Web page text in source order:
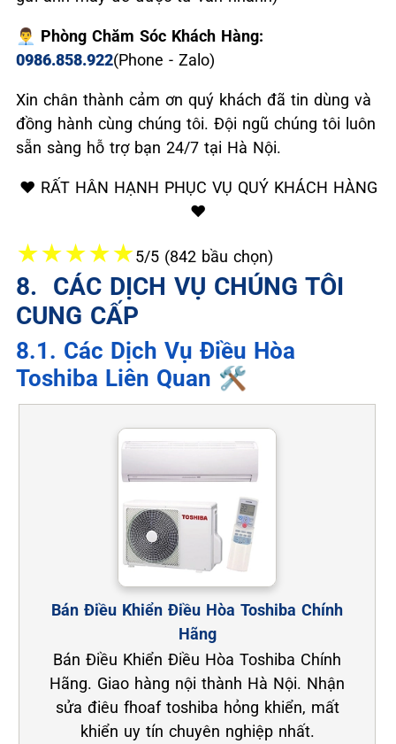
👨‍💼 Phòng Chăm Sóc Khách Hàng:
0986.858.922(Phone - Zalo)
Xin chân thành cảm ơn quý khách đã tin dùng và
đồng hành cùng chúng tôi. Đội ngũ chúng tôi luôn
sẵn sàng hỗ trợ bạn 24/7 tại Hà Nội.
❤️ RẤT HÂN HẠNH PHỤC VỤ QUÝ KHÁCH HÀNG
❤️
★★★★★5/5 (842 bầu chọn)
8. ️ CÁC DỊCH VỤ CHÚNG TÔI
CUNG CẤP
8.1. Các Dịch Vụ Điều Hòa
Toshiba Liên Quan 🛠️
Bán Điều Khiển Điều Hòa Toshiba Chính
Hãng
Bán Điều Khiển Điều Hòa Toshiba Chính
Hãng. Giao hàng nội thành Hà Nội. Nhận
sửa điêu fhoaf toshiba hỏng khiển, mất
khiển uy tín chuyên nghiệp nhất.